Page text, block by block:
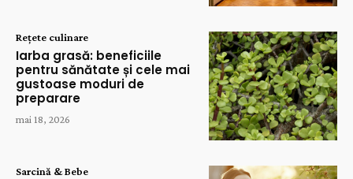
Rețete culinare
Iarba grasă: beneficiile
pentru sănătate și cele mai
gustoase moduri de
preparare
mai 18, 2026
Sarcină & Bebe